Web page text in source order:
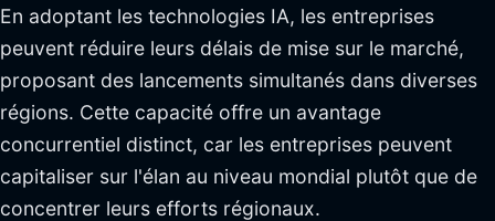
En adoptant les technologies IA, les entreprises
peuvent réduire leurs délais de mise sur le marché,
proposant des lancements simultanés dans diverses
régions. Cette capacité offre un avantage
concurrentiel distinct, car les entreprises peuvent
capitaliser sur l'élan au niveau mondial plutôt que de
concentrer leurs efforts régionaux.